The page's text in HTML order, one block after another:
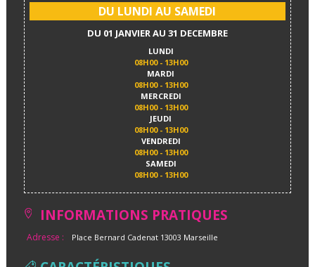
DU LUNDI AU SAMEDI
DU 01 JANVIER AU 31 DECEMBRE
LUNDI
08H00 - 13H00
MARDI
08H00 - 13H00
MERCREDI
08H00 - 13H00
JEUDI
08H00 - 13H00
VENDREDI
08H00 - 13H00
SAMEDI
08H00 - 13H00
INFORMATIONS PRATIQUES
Adresse : Place Bernard Cadenat 13003 Marseille